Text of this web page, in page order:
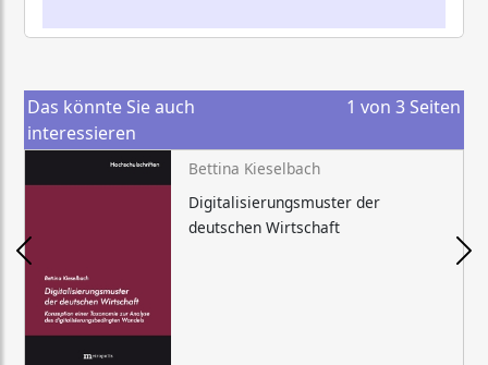
Das könnte Sie auch
interessieren
1 von 3 Seiten
Bettina Kieselbach
Digitalisierungsmuster der
deutschen Wirtschaft